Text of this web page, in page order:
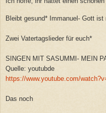
Bleibt gesund* Immanuel- Gott ist
Zwei Vatertagslieder für euch*
SINGEN MIT SASUMMI- MEIN
Quelle: youtubde
https://www.youtube.com/
Das noch